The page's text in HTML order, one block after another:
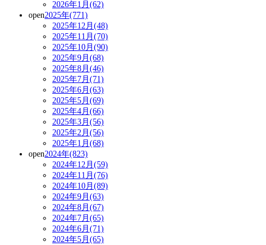
2026年1月(62)
open2025年(771)
2025年12月(48)
2025年11月(70)
2025年10月(90)
2025年9月(68)
2025年8月(46)
2025年7月(71)
2025年6月(63)
2025年5月(69)
2025年4月(66)
2025年3月(56)
2025年2月(56)
2025年1月(68)
open2024年(823)
2024年12月(59)
2024年11月(76)
2024年10月(89)
2024年9月(63)
2024年8月(67)
2024年7月(65)
2024年6月(71)
2024年5月(65)